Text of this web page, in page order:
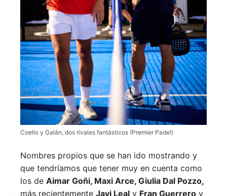
Coello y Galán, dos rivales fantásticos (Premier Padel)
Nombres propios que se han ido mostrando y
que tendríamos que tener muy en cuenta como
los de Aimar Goñi, Maxi Arce, Giulia Dal Pozzo,
más recientemente Javi Leal y Fran Guerrero y